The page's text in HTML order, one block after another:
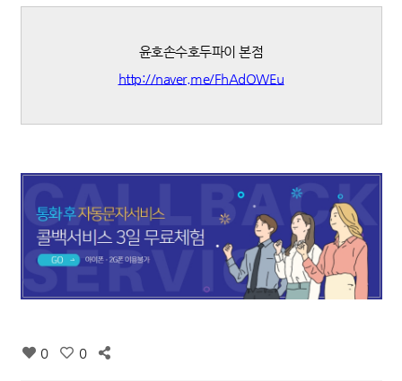
윤호손수호두파이 본점
http://naver.me/FhAdOWEu
0 0